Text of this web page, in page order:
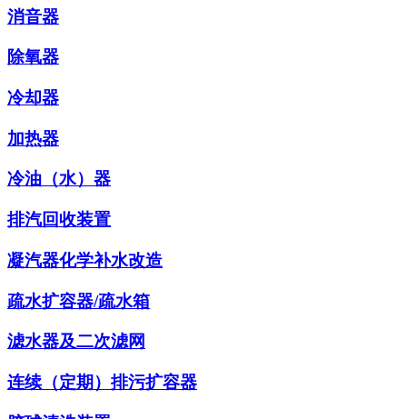
消音器
除氧器
冷却器
加热器
冷油（水）器
排汽回收装置
凝汽器化学补水改造
疏水扩容器/疏水箱
滤水器及二次滤网
连续（定期）排污扩容器